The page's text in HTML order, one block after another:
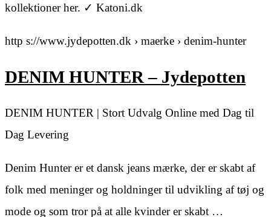
kollektioner her. ✓ Katoni.dk
http s://www.jydepotten.dk › maerke › denim-hunter
DENIM HUNTER – Jydepotten
DENIM HUNTER | Stort Udvalg Online med Dag til
Dag Levering
Denim Hunter er et dansk jeans mærke, der er skabt af
folk med meninger og holdninger til udvikling af tøj og
mode og som tror på at alle kvinder er skabt …